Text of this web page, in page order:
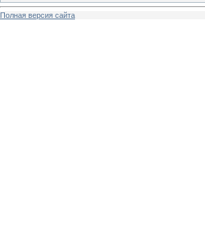
Полная версия сайта